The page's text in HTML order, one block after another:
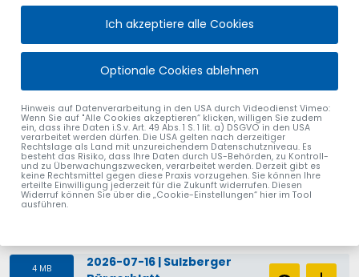
Sulzberger Bürgerblätter
2026-08-06 | Sulzberger
Bürgerblatt
Donnerstag, den 06. August
2026
3 MB
pdf
2026-07-30 | Sulzberger
Bürgerblatt
Donnerstag, den 30. Juli 2026
7 MB
2026-07-23 | Sulzberger
4 MB
2026-07-16 | Sulzberger
Ich akzeptiere alle Cookies
Optionale Cookies ablehnen
Hinweis auf Datenverarbeitung in den USA durch Videodienst Vimeo:
Wenn Sie auf "Alle Cookies akzeptieren“ klicken, willigen Sie zudem
ein, dass ihre Daten i.S.v. Art. 49 Abs. 1 S. 1 lit. a) DSGVO in den USA
verarbeitet werden dürfen. Die USA gelten nach derzeitiger
Rechtslage als Land mit unzureichendem Datenschutzniveau. Es
besteht das Risiko, dass Ihre Daten durch US-Behörden, zu Kontroll-
und zu Überwachungszwecken, verarbeitet werden. Derzeit gibt es
keine Rechtsmittel gegen diese Praxis vorzugehen. Sie können Ihre
erteilte Einwilligung jederzeit für die Zukunft widerrufen. Diesen
Widerruf können Sie über die „Cookie-Einstellungen“ hier im Tool
ausführen.